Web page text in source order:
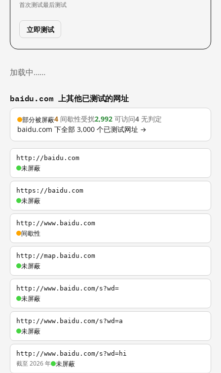
首次测试最后测试
立即测试
加载中……
baidu.com 上其他已测试的网址
部分被屏蔽4 间歇性受扰2,992 可访问4 无判定
baidu.com 下全部 3,000 个已测试网址 →
http://baidu.com
未屏蔽
https://baidu.com
未屏蔽
http://www.baidu.com
间歇性
http://map.baidu.com
未屏蔽
http://www.baidu.com/s?wd=
未屏蔽
http://www.baidu.com/s?wd=a
未屏蔽
http://www.baidu.com/s?wd=hi
截至 2026 年 未屏蔽